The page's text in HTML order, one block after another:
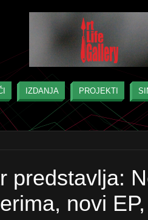
IZDANJA PROJEKTI
predstavlja:
novi